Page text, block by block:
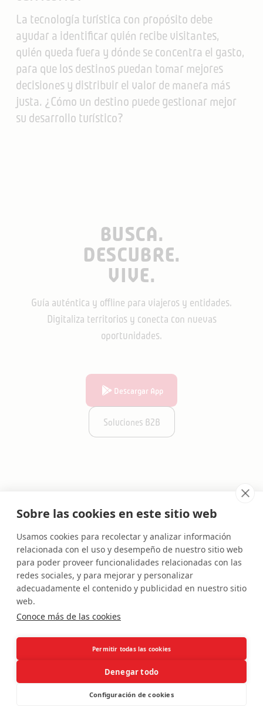
La tecnología turística con propósito debe
ayudar a identificar quién recibe visitantes,
quién queda fuera y dónde se concentra el gasto,
para que los destinos puedan tomar mejores
decisiones y distribuir el valor de manera más
justa. ¿Cómo un destino puede gestionar mejor
su desarrollo turístico?
BUSCA.
DESCUBRE.
VIVE.
Guía auténtica y offline para viajeros y entidades.
Digitaliza territorios y conecta con nuevas
oportunidades.
Descargar App
Soluciones B2B
APP
POLÍTICA DE PRIVACIDAD
CONTACTO
Sobre las cookies en este sitio web
Usamos cookies para recolectar y analizar información
relacionada con el uso y desempeño de nuestro sitio web
para poder proveer funcionalidades relacionadas con las
redes sociales, y para mejorar y personalizar
adecuadamente el contenido y publicidad en nuestro sitio
web.
Conoce más de las cookies
Permitir todas las cookies
Denegar todo
Configuración de cookies